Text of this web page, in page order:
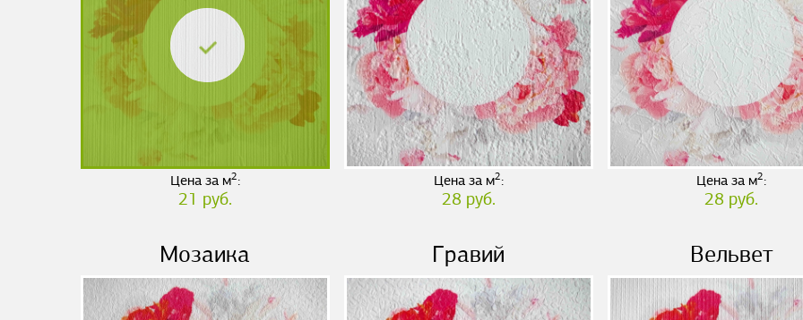
Цена за м2:
21 руб.
Цена за м2:
28 руб.
Цена за м2:
28 руб.
Мозаика Гравий Вельвет